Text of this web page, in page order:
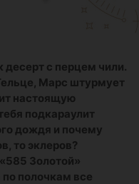
десерт с перцем чили.
Марс штурмует
настоящую
подкараулит
дождя и почему
то эклеров?
Золотой»
полочкам все